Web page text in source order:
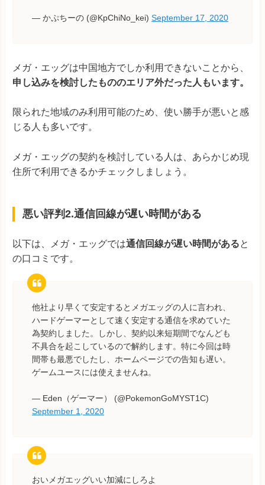
— かぷちーの (@KpChiNo_kei) September 17, 2020
メガ・エッグは中国地方でしか利用できないことから、
申し込みを検討したもののエリア外だった人もいます。
限られた地域のみ利用可能のため、使い勝手が悪いと感
じる人も多いです。
メガ・エッグの契約を検討している人は、あらかじめ現
住所で利用できるかチェックしましょう。
悪い評判2.通信回線が遅い時間がある
以下は、メガ・エッグでは通信回線が遅い時間があると
の口コミです。
他社より早くて安定するとメガエッグの人に言われ、
ハードゲーマーとして速く安定する通信を求めていた
為契約しました。しかし、契約以来短期間でなんども
不具合を起こしているので解約します。特に今回は時
間帯も最悪でしたし、ホームページでの告知も遅い。
ゲームユースには使えませんね。
— Eden（ゲーマー） (@PokemonGoMYST1C)
September 1, 2020
おいメガエッグいい加減にしろよ